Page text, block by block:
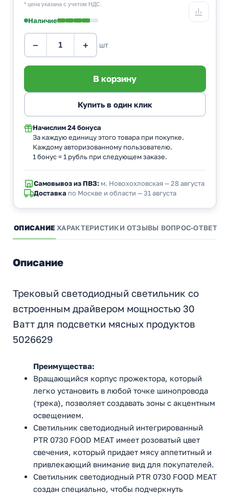
* цена указана с учетом НДС.
Наличие
− + шт
Начислим 24 бонуса
За каждую единицу этого товара при покупке.
Каждому авторизованному пользователю.
1 бонус = 1 рубль при следующем заказе.
Самовывоз из ПВЗ:м. Новохохловская — 28 августа
Доставка по Москве и области — 31 августа
ОПИСАНИЕ ХАРАКТЕРИСТИКИ ОТЗЫВЫ ВОПРОС-ОТВЕТ
Описание
Трековый светодиодный светильник со
встроенным драйвером мощностью 30
Ватт для подсветки мясных продуктов
5026629
Преимущества:
Вращающийся корпус прожектора, который
легко установить в любой точке шинопровода
(трека), позволяет создавать зоны с акцентным
освещением.
Светильник светодиодный интегрированный
PTR 0730 FOOD MEAT имеет розоватый цвет
свечения, который придает мясу аппетитный и
привлекающий внимание вид для покупателей.
Светильник светодиодный PTR 0730 FOOD MEAT
создан специально, чтобы подчеркнуть